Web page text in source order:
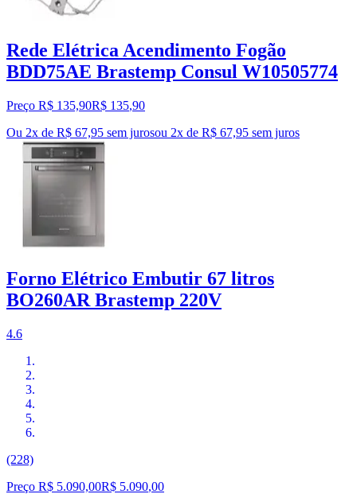
Rede Elétrica Acendimento Fogão
BDD75AE Brastemp Consul W10505774
Preço R$ 135,90R$ 135,90
Ou 2x de R$ 67,95 sem jurosou 2x de R$ 67,95 sem juros
Forno Elétrico Embutir 67 litros
BO260AR Brastemp 220V
4.6
(228)
Preço R$ 5.090,00R$ 5.090,00